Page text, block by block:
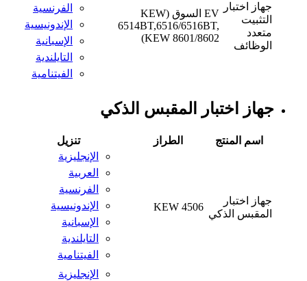
جهاز اختبار
التثبيت
متعدد
الوظائف
EV السوق (KEW
6514BT,6516/6516BT,
KEW 8601/8602)
الفرنسية
الإندونيسية
الإسبانية
التايلندية
الفيتنامية
جهاز اختبار المقبس الذكي
اسم المنتج الطراز تنزيل
جهاز اختبار
المقبس الذكي
KEW 4506
الإنجليزية
العربية
الفرنسية
الإندونيسية
الإسبانية
التايلندية
الفيتنامية
الإنجليزية